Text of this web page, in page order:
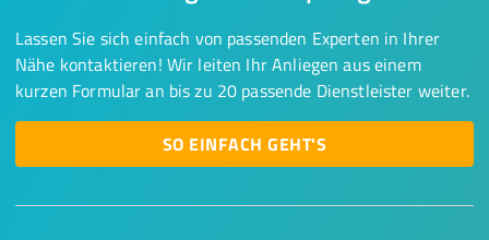
Lassen Sie sich einfach von passenden Experten in Ihrer
Nähe kontaktieren! Wir leiten Ihr Anliegen aus einem
kurzen Formular an bis zu 20 passende Dienstleister weiter.
SO EINFACH GEHT'S